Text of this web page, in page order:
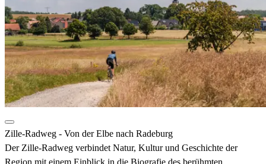
Zille-Radweg - Von der Elbe nach Radeburg
Der Zille-Radweg verbindet Natur, Kultur und Geschichte der
Region mit einem Einblick in die Biografie des berühmten